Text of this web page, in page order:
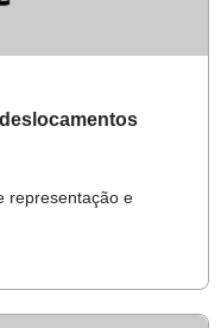
representação e